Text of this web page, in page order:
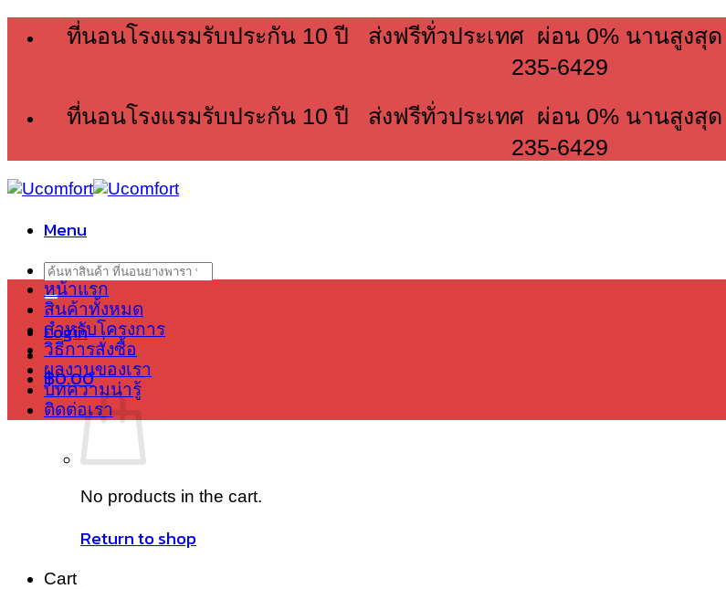
ที่นอนโรงแรมรับประกัน 10 ปี ส่งฟรีทั่วประเทศ ผ่อน 0% นานสูงสุด
235-6429
ที่นอนโรงแรมรับประกัน 10 ปี ส่งฟรีทั่วประเทศ ผ่อน 0% นานสูงสุด
235-6429
Menu
Search
for:
Login
฿0.00
No products in the cart.
Return to shop
Cart
หน้าแรก
สินค้าทั้งหมด
สำหรับโครงการ
วิธีการสั่งซื้อ
ผลงานของเรา
บทความน่ารู้
ติดต่อเรา